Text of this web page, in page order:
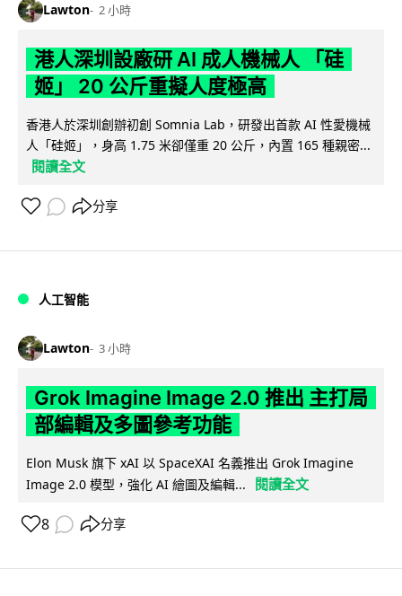
Lawton 2 小時
港人深圳設廠研 AI 成人機械人 「硅
姬」 20 公斤重擬人度極高
香港人於深圳創辦初創 Somnia Lab，研發出首款 AI 性愛機械
人「硅姬」，身高 1.75 米卻僅重 20 公斤，內置 165 種親密...
閱讀全文
分享
人工智能
Lawton 3 小時
Grok Imagine Image 2.0 推出 主打局
部編輯及多圖參考功能
Elon Musk 旗下 xAI 以 SpaceXAI 名義推出 Grok Imagine
Image 2.0 模型，強化 AI 繪圖及編輯...
閱讀全文
8 分享